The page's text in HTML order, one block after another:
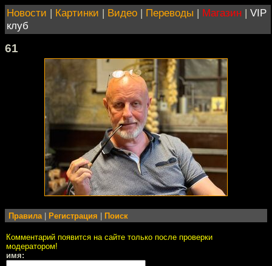
Новости | Картинки | Видео | Переводы | Магазин | VIP
клуб
61
Правила Регистрация Поиск
Комментарий появится на сайте только после проверки
модератором!
имя: